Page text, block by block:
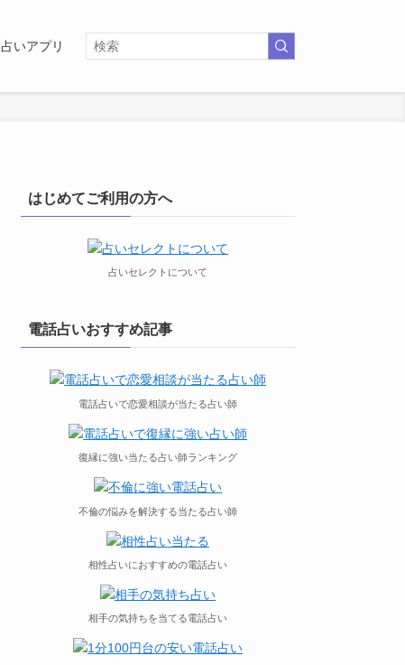
占いアプリ
はじめてご利用の方へ
占いセレクトについて
電話占いおすすめ記事
電話占いで恋愛相談が当たる占い師
復縁に強い当たる占い師ランキング
不倫の悩みを解決する当たる占い師
相性占いにおすすめの電話占い
相手の気持ちを当てる電話占い